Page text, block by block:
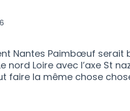
Nantes Paimbœuf serait
nord Loire avec l’axe St
faire la même chose